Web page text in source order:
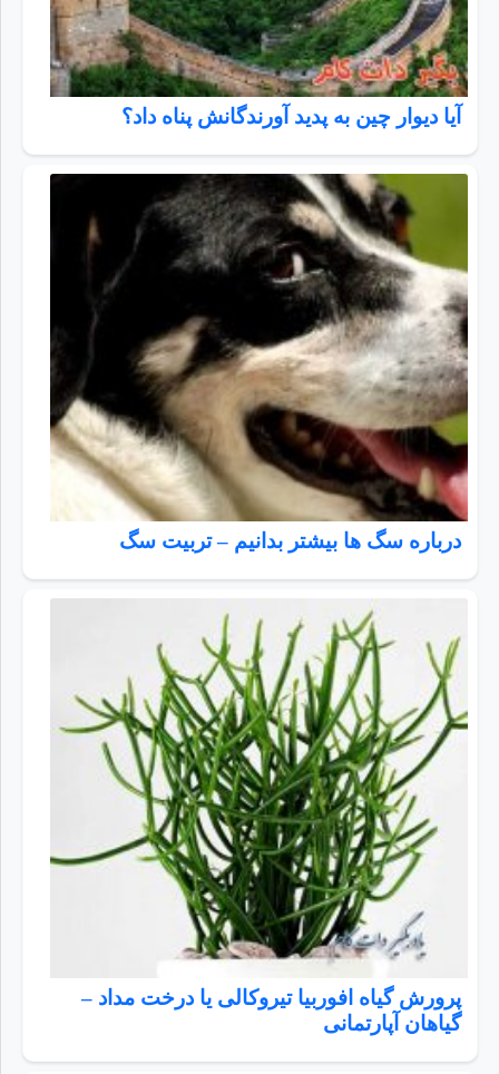
آیا دیوار چین به پدید آورندگانش پناه داد؟
درباره سگ ها بیشتر بدانیم – تربیت سگ
پرورش گیاه افوربیا تیروکالی یا درخت مداد –
گیاهان آپارتمانی